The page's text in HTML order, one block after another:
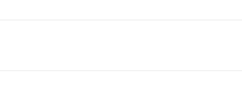
第二次攻击伤害有所降低
反震、反击，持续多个回合